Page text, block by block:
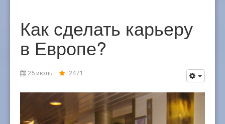
Как сделать карьеру
в Европе?
25 июль 2471